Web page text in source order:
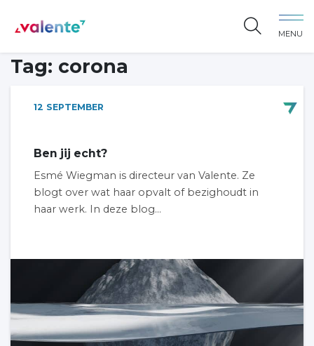
MENU
Tag: corona
12 SEPTEMBER
Ben jij echt?
Esmé Wiegman is directeur van Valente. Ze
blogt over wat haar opvalt of bezighoudt in
haar werk. In deze blog...